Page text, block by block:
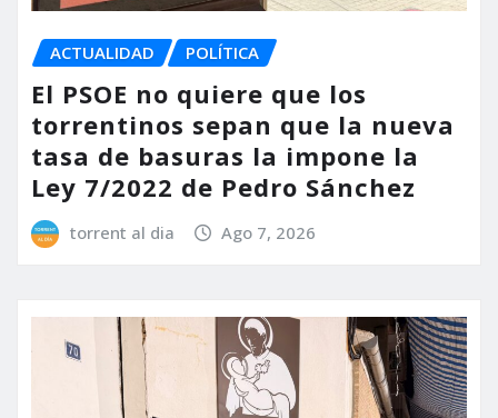
ACTUALIDAD POLÍTICA
El PSOE no quiere que los
torrentinos sepan que la nueva
tasa de basuras la impone la
Ley 7/2022 de Pedro Sánchez
torrent al dia Ago 7, 2026